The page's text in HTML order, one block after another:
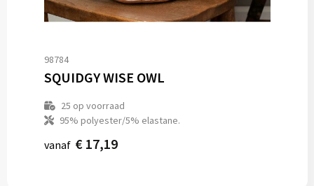
98784
SQUIDGY WISE OWL
25 op voorraad
95% polyester/5% elastane.
vanaf € 17,19